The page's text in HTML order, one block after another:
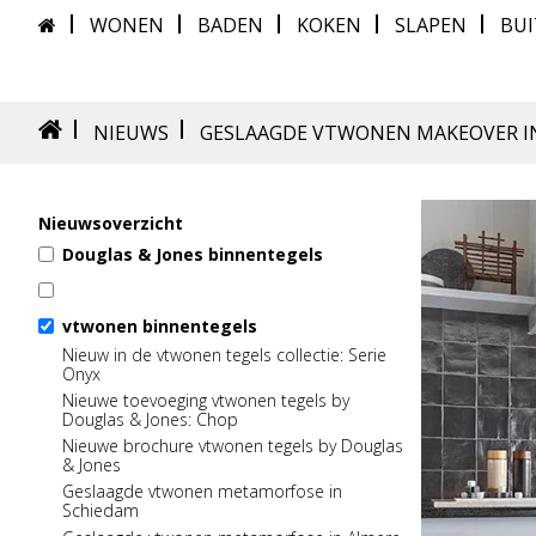
WONEN BADEN KOKEN SLAPEN
NIEUWS GESLAAGDE VTWONEN MAKEOVER
Nieuwsoverzicht
Douglas & Jones binnentegels
Nieuwe brochure vtwonen tegels by Douglas
& Jones
Nu in de winkel: Stijlvol Wonen 2
Prachtige binnenkijker: Woning in Vleuten
Een tijdloze slaapkamer met Douglas &
Jones
Tegelserie in the spotlight: Fusion
Een stijlvolle winter met Douglas & Jones
Wonen in Jouw Stijl met Douglas & Jones
Prachtige binnenkijker: Woning in Vleuten
Tegeltrends in huis: Houtlook tegels
Tegelpatronen in huis: Visgraatpatroon
Een heerlijke zomer met Douglas & Jones
Tegelpatronen in huis: Wildverband
Een sfeervolle werkkamer met Douglas &
Jones
Tegelpatronen in huis: Visgraatpatroon
vtwonen binnentegels
Nieuw in de vtwonen tegels collectie: Serie
Onyx
Nieuwe toevoeging vtwonen tegels by
Douglas & Jones: Chop
Nieuwe brochure vtwonen tegels by Douglas
& Jones
Geslaagde vtwonen metamorfose in
Schiedam